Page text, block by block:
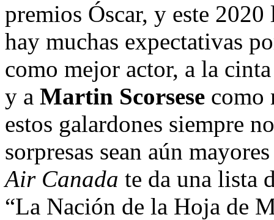
premios Óscar, y este
hay muchas expectativas
como mejor actor, a la
y a Martin Scorsese como
estos galardones siempre
sorpresas sean aún
Air Canada te da una lista
“La Nación de la Hoja de